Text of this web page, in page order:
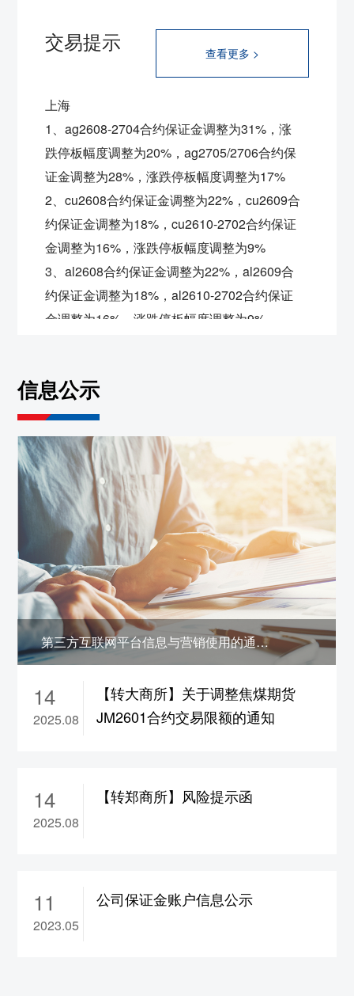
交易提示 查看更多 >
上海
1、ag2608-2704合约保证金调整为31%，涨
跌停板幅度调整为20%，ag2705/2706合约保
证金调整为28%，涨跌停板幅度调整为17%
2、cu2608合约保证金调整为22%，cu2609合
约保证金调整为18%，cu2610-2702合约保证
金调整为16%，涨跌停板幅度调整为9%
3、al2608合约保证金调整为22%，al2609合
约保证金调整为18%，al2610-2702合约保证
金调整为16%，涨跌停板幅度调整为9%
金调整为17%，涨跌停板幅度调整为10%
5、sn2608合约保证金调整为22%，
约保证金调整为21%， sn2610-2703合约保证
金调整为19%，涨跌停板幅度调整为12%
6、zn2608合约保证金调整为22%，
zn2609合
约保证金调整为18%， zn2610-2702合约保证
金调整为16%，涨跌停板幅度调整为9%
7、pb2608合约保证金调整为22%，pb2609
合约保证金调整为18%，pb2610-2702合约保
证金调整为16%，涨跌停板幅度调整为9%
8、ao2608合约保证金调整为22%，
ao2609
合约保证金调整为18%，ao2610-2702合约保
9、ad2608合约保证金调整为22%，ad2609
合约保证金调整为17%，ad2610-2702合约保
8%
11、rb/hc/ss/ru/sp/op
大连
1、rr/cs2609合约保证金调整为13%，
信息公示
第三方互联网平台信息与营销使用的通信码号公示
14
2025.08
【转大商所】关于调整焦煤期货
JM2601合约交易限额的通知
14
2025.08
【转郑商所】风险提示函
11
2023.05
公司保证金账户信息公示